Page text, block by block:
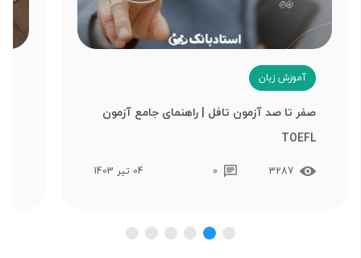
آموزش زبان
صفر تا صد آزمون تافل | راهنمای جامع آزمون
TOEFL
3287
0 04 تیر 1403